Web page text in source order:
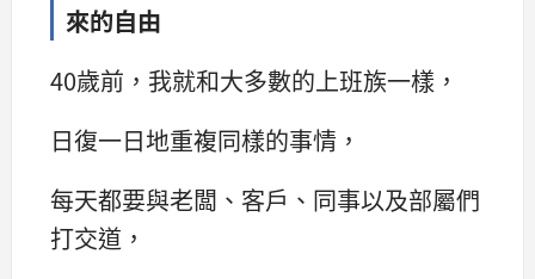
來的自由
40歲前，我就和大多數的上班族一樣，
日復一日地重複同樣的事情，
每天都要與老闆、客戶、同事以及部屬們
打交道，